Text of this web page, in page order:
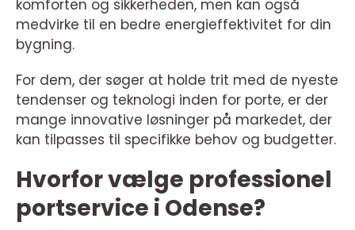
komforten og sikkerheden, men kan også
medvirke til en bedre energieffektivitet for din
bygning.
For dem, der søger at holde trit med de nyeste
tendenser og teknologi inden for porte, er der
mange innovative løsninger på markedet, der
kan tilpasses til specifikke behov og budgetter.
Hvorfor vælge professionel
portservice i Odense?